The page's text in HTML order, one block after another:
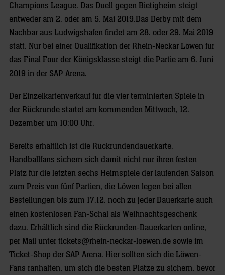
Champions League. Das Duell gegen Bietigheim steigt
entweder am 2. oder am 5. Mai 2019.Das Derby mit dem
Nachbar aus Ludwigshafen findet am 28. oder 29. Mai 2019
statt. Nur bei einer Qualifikation der Rhein-Neckar Löwen für
das Final Four der Königsklasse steigt die Partie am 6. Juni
2019 in der SAP Arena.
Der Einzelkartenverkauf für die vier terminierten Spiele in
der Rückrunde startet am kommenden Mittwoch, 12.
Dezember um 10:00 Uhr.
Bereits erhältlich ist die Rückrundendauerkarte.
Handballfans sichern sich damit nicht nur ihren festen
Platz für die letzten sechs Heimspiele der laufenden Saison
zum Preis von fünf Partien, die Löwen legen bei allen
Bestellungen bis zum 17.12. noch zu jeder Dauerkarte auch
einen kostenlosen Fan-Schal als Weihnachtsgeschenk
dazu. Erhältlich sind die Rückrunden-Dauerkarten online,
per Mail unter tickets@rhein-neckar-loewen.de sowie im
Ticket-Shop der SAP Arena. Hier sollten sich die Löwen-
Fans ranhalten, um sich die besten Plätze zu sichern, bevor